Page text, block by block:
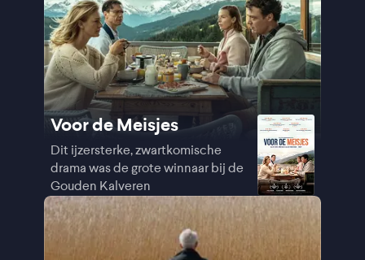
Voor de Meisjes
Dit ijzersterke, zwartkomische
drama was de grote winnaar bij de
Gouden Kalveren